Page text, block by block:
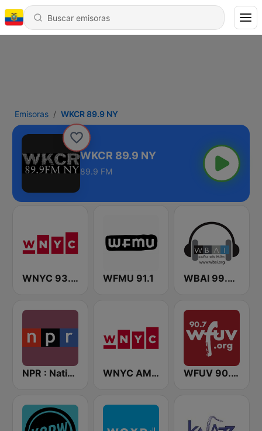
Emisoras WKCR 89.9 NY
WKCR 89.9 NY
89.9 FM
WNYC 93.9 FM WFMU 91.1 WBAI 99.5 FM
NPR : National Public Radio WNYC AM 820 WFUV 90.7 FM